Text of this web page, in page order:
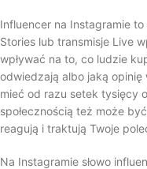
Influencer na Instagramie
Stories lub transmisje Live
wpływać na to, co ludzie
odwiedzają albo jaką
mieć od razu setek tysięcy
społecznością też może
reagują i traktują Twoje
Na Instagramie słowo